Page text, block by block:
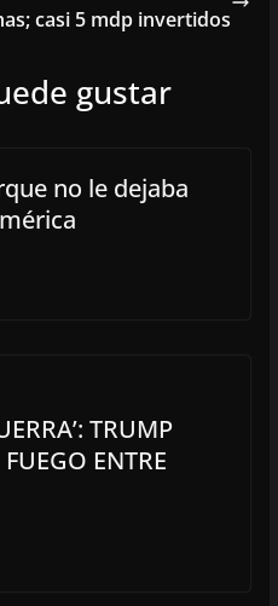
casi 5 mdp invertidos
gustar
no le dejaba
TRUMP
ENTRE